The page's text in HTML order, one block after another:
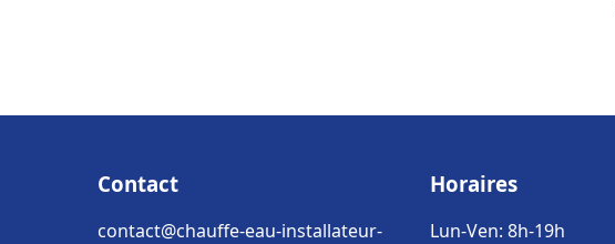
Contact
contact@chauffe-eau-installateur-
Horaires
Lun-Ven: 8h-19h